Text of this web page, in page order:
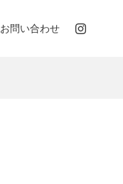
お問い合わせ